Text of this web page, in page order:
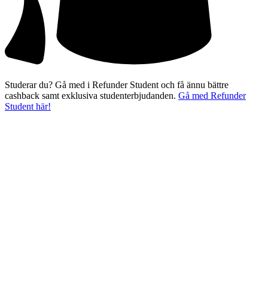
Studerar du? Gå med i Refunder Student och få ännu bättre
cashback samt exklusiva studenterbjudanden. Gå med Refunder
Student här!